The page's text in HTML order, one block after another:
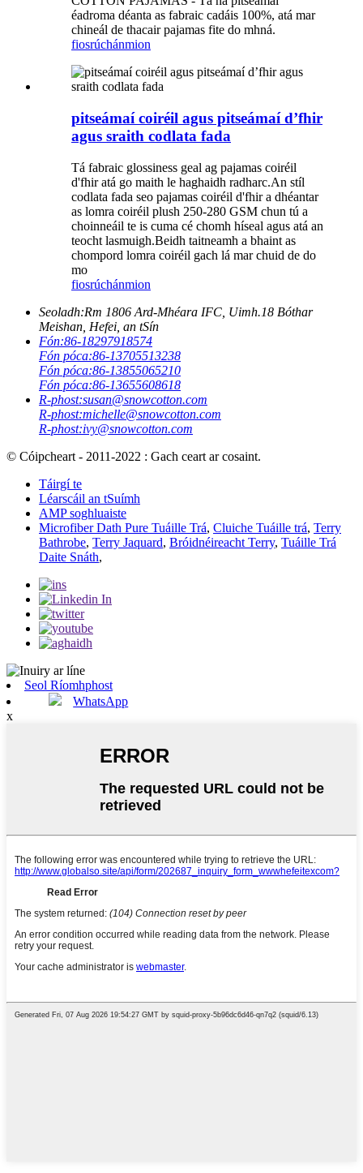
éadroma déanta as fabraic cadáis 100%, atá mar
chineál de thacair pajamas fite do mhná.
fiosrúchánmion
pitseámaí coiréil agus pitseámaí d’fhir
agus sraith codlata fada
Tá fabraic glossiness geal ag pajamas coiréil
d'fhir atá go maith le haghaidh radharc.An stíl
codlata fada seo pajamas coiréil d'fhir a dhéantar
as lomra coiréil plush 250-280 GSM chun tú a
choinneáil te is cuma cé chomh híseal agus atá an
teocht lasmuigh.Beidh taitneamh a bhaint as
chompord lomra coiréil gach lá mar chuid de do
mo
fiosrúchánmion
Seoladh:Rm 1806 Ard-Mhéara IFC, Uimh.18 Bóthar
Meishan, Hefei, an tSín
Fón:86-18297918574
Fón póca:86-13705513238
Fón póca:86-13855065210
Fón póca:86-13655608618
R-phost:susan@snowcotton.com
R-phost:michelle@snowcotton.com
R-phost:ivy@snowcotton.com
© Cóipcheart - 2011-2022 : Gach ceart ar cosaint.
Táirgí te
Léarscáil an tSuímh
AMP soghluaiste
Microfiber Dath Pure Tuáille Trá, Cluiche Tuáille trá, Terry
Bathrobe, Terry Jaquard, Bróidnéireacht Terry, Tuáille Trá
Daite Snáth,
Seol Ríomhphost
WhatsApp
x